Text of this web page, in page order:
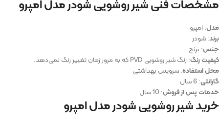
مشخصات فنی شیر روشویی شودر مدل امپرو
مدل: امپرو
برند: شودر
جنس: برنج
کیفیت رنگ: رنگ شیر روشویی PVD که به مرور زمان تغییر رنگ نمی‌دهد.
محل استفاده: سرویس بهداشتی
گارانتی: 6 سال
خدمات پس از فروش: 10 سال
خرید شیر روشویی شودر مدل امپرو